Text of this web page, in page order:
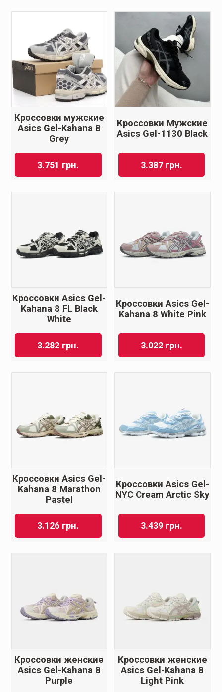
Кроссовки мужские
Asics Gel-Kahana 8
Grey
3.751 грн.
Кроссовки Мужские
Asics Gel-1130 Black
3.387 грн.
Кроссовки Asics Gel-
Kahana 8 FL Black
White
3.282 грн.
Кроссовки Asics Gel-
Kahana 8 White Pink
3.022 грн.
Кроссовки Asics Gel-
Kahana 8 Marathon
Pastel
3.126 грн.
Кроссовки Asics Gel-
NYC Cream Arctic Sky
3.439 грн.
Кроссовки женские
Asics Gel-Kahana 8
Purple
Кроссовки женские
Asics Gel-Kahana 8
Light Pink